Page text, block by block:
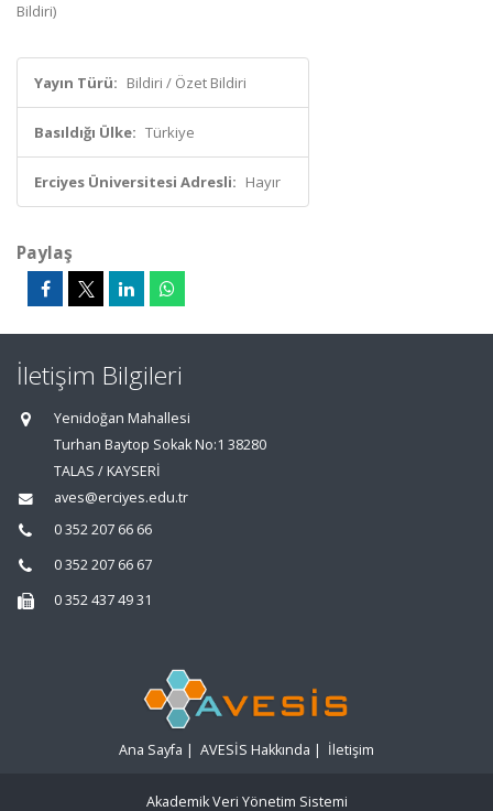
Bildiri)
Yayın Türü: Bildiri / Özet Bildiri
Basıldığı Ülke: Türkiye
Erciyes Üniversitesi Adresli: Hayır
Paylaş
İletişim Bilgileri
Yenidoğan Mahallesi
Turhan Baytop Sokak No:1 38280
TALAS / KAYSERİ
aves@erciyes.edu.tr
0 352 207 66 66
0 352 207 66 67
0 352 437 49 31
Ana Sayfa | AVESİS Hakkında | İletişim
Akademik Veri Yönetim Sistemi